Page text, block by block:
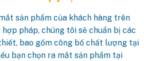
sản phẩm của khách hàng trên
pháp, chúng tôi sẽ chuẩn bị các
bao gồm công bố chất lượng tại
bạn chọn ra mắt sản phẩm tại